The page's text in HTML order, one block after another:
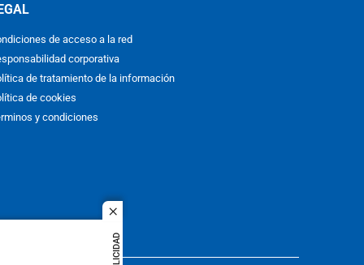
close
de acceso a la red
corporativa
de tratamiento de la información
de cookies
y condiciones